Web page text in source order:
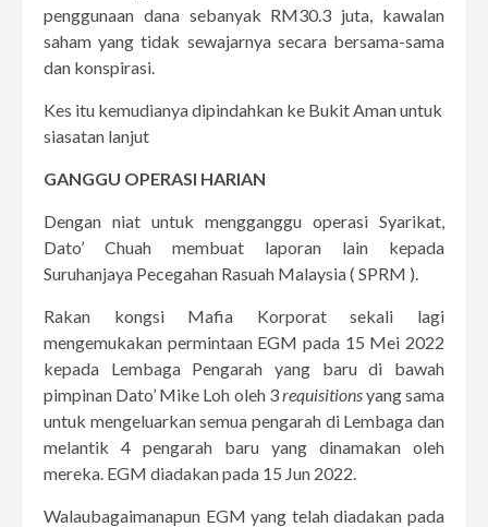
penggunaan dana sebanyak RM30.3 juta, kawalan
saham yang tidak sewajarnya secara bersama-sama
dan konspirasi.
Kes itu kemudianya dipindahkan ke Bukit Aman untuk
siasatan lanjut
GANGGU OPERASI HARIAN
Dengan niat untuk mengganggu operasi Syarikat,
Dato’ Chuah membuat laporan lain kepada
Suruhanjaya Pecegahan Rasuah Malaysia ( SPRM ).
Rakan kongsi Mafia Korporat sekali lagi
mengemukakan permintaan EGM pada 15 Mei 2022
kepada Lembaga Pengarah yang baru di bawah
pimpinan Dato’ Mike Loh oleh 3requisitionsyang sama
untuk mengeluarkan semua pengarah di Lembaga dan
melantik 4 pengarah baru yang dinamakan oleh
mereka. EGM diadakan pada 15 Jun 2022.
Walaubagaimanapun EGM yang telah diadakan pada